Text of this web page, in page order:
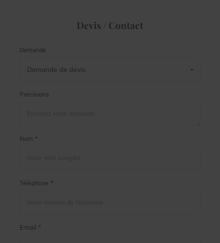
Devis / Contact
Demande
Précisions
Nom *
Téléphone *
E-mail *